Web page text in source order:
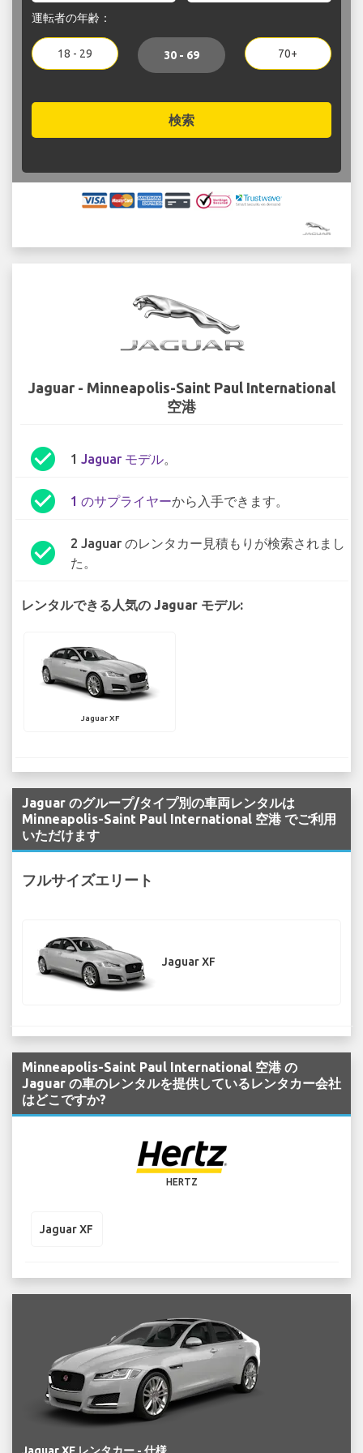
運転者の年齢：
18 - 29 30 - 69 70+
検索
Jaguar - Minneapolis-Saint Paul International
空港
check_circle 1 Jaguar モデル。
check_circle 1 のサプライヤーから入手できます。
check_circle
2 Jaguar のレンタカー見積もりが検索されまし
た。
レンタルできる人気の Jaguar モデル:
Jaguar XF
Jaguar のグループ/タイプ別の車両レンタルは
Minneapolis-Saint Paul International 空港 でご利用
いただけます
フルサイズエリート
Jaguar XF
Minneapolis-Saint Paul International 空港 の
Jaguar の車のレンタルを提供しているレンタカー会社
はどこですか?
HERTZ
Jaguar XF
Jaguar XF レンタカー - 仕様